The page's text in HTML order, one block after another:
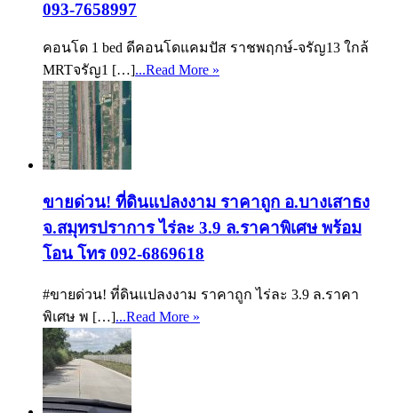
093-7658997
คอนโด 1 bed ดีคอนโดแคมปัส ราชพฤกษ์-จรัญ13 ใกล้
MRTจรัญ1 […]...Read More »
ขายด่วน! ที่ดินแปลงงาม ราคาถูก อ.บางเสาธง
จ.สมุทรปราการ ไร่ละ 3.9 ล.ราคาพิเศษ พร้อม
โอน โทร 092-6869618
#ขายด่วน! ที่ดินแปลงงาม ราคาถูก ไร่ละ 3.9 ล.ราคา
พิเศษ พ […]...Read More »